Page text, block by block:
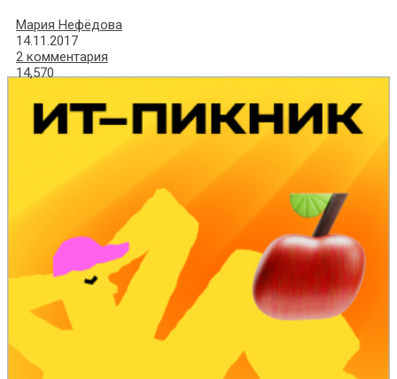
Мария Нефёдова
14.11.2017
2 комментария
14,570